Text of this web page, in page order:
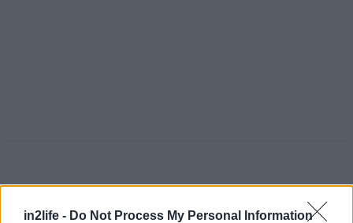
in2life - Do Not Process My Personal Information